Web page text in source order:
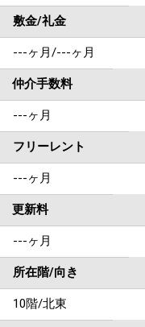
敷金/礼金
---ヶ月/---ヶ月
仲介手数料
---ヶ月
フリーレント
---ヶ月
更新料
---ヶ月
所在階/向き
10階/北東